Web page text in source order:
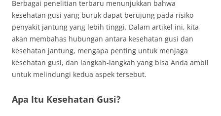
Berbagai penelitian terbaru menunjukkan bahwa
kesehatan gusi yang buruk dapat berujung pada risiko
penyakit jantung yang lebih tinggi. Dalam artikel ini, kita
akan membahas hubungan antara kesehatan gusi dan
kesehatan jantung, mengapa penting untuk menjaga
kesehatan gusi, dan langkah-langkah yang bisa Anda ambil
untuk melindungi kedua aspek tersebut.
Apa Itu Kesehatan Gusi?